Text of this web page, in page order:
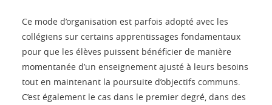
Ce mode d’organisation est parfois adopté avec les
collégiens sur certains apprentissages fondamentaux
pour que les élèves puissent bénéficier de manière
momentanée d’un enseignement ajusté à leurs besoins
tout en maintenant la poursuite d’objectifs communs.
C’est également le cas dans le premier degré, dans des